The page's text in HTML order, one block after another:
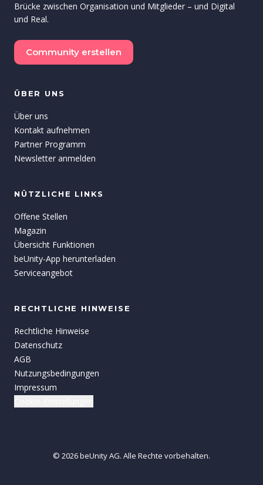
Brücke zwischen Organisation und Mitglieder – und Digital
und Real.
Community erstellen
ÜBER UNS
Über uns
Kontakt aufnehmen
Partner Programm
Newsletter anmelden
NÜTZLICHE LINKS
Offene Stellen
Magazin
Übersicht Funktionen
beUnity-App herunterladen
Serviceangebot
RECHTLICHE HINWEISE
Rechtliche Hinweise
Datenschutz
AGB
Nutzungsbedingungen
Impressum
© 2026beUnityAG. Alle Rechte vorbehalten.